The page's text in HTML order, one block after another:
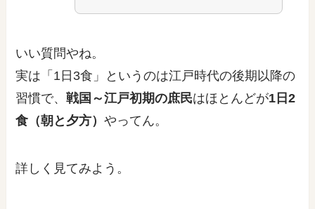
いい質問やね。
実は「1日3食」というのは江戸時代の後期以降の
習慣で、戦国～江戸初期の庶民はほとんどが1日2
食（朝と夕方）やってん。
詳しく見てみよう。